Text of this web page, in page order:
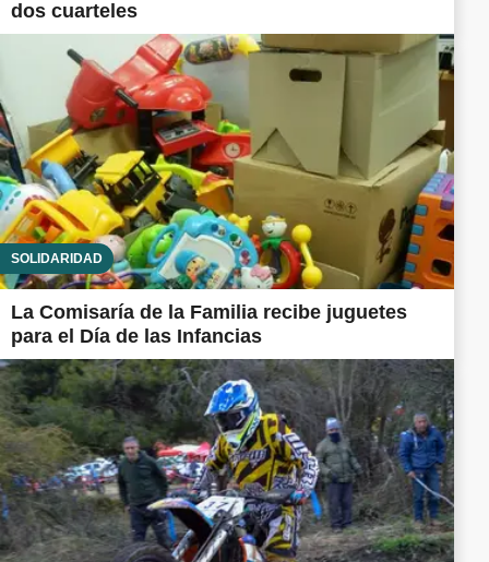
dos cuarteles
SOLIDARIDAD
La Comisaría de la Familia recibe juguetes
para el Día de las Infancias